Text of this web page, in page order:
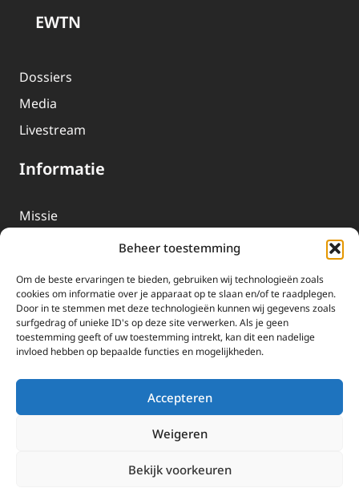
Beheer toestemming
Om de beste ervaringen te bieden, gebruiken wij technologieën zoals
cookies om informatie over je apparaat op te slaan en/of te raadplegen.
Door in te stemmen met deze technologieën kunnen wij gegevens zoals
surfgedrag of unieke ID's op deze site verwerken. Als je geen
toestemming geeft of uw toestemming intrekt, kan dit een nadelige
invloed hebben op bepaalde functies en mogelijkheden.
Accepteren
Weigeren
Bekijk voorkeuren
EWTN
Dossiers
Media
Livestream
Informatie
Missie
EWTN-Team
Organisatiegegevens
Doneren
EWTN wordt uitsluitend gefinancierd door uw donaties.
Wij ontvangen bewust geen advertentie-inkomsten of